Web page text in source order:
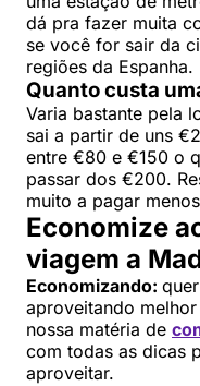
dá pra fazer muita
se você for sair da
regiões da Espanha.
Quanto custa
Varia bastante pela
sai a partir de uns
entre €80 e €150 o
passar dos €200.
muito a pagar
Economize
viagem a
Economizando:
aproveitando
nossa matéria de
com todas as dicas
aproveitar.